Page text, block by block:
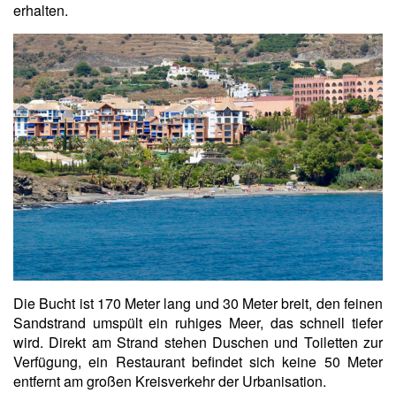
erhalten.
Die Bucht ist 170 Meter lang und 30 Meter breit, den feinen
Sandstrand umspült ein ruhiges Meer, das schnell tiefer
wird. Direkt am Strand stehen Duschen und Toiletten zur
Verfügung, ein Restaurant befindet sich keine 50 Meter
entfernt am großen Kreisverkehr der Urbanisation.